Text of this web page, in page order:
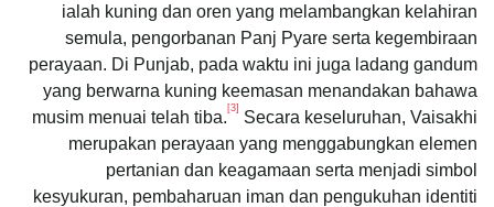
ialah kuning dan oren yang melambangkan kelahiran
semula, pengorbanan Panj Pyare serta kegembiraan
perayaan. Di Punjab, pada waktu ini juga ladang gandum
yang berwarna kuning keemasan menandakan bahawa
musim menuai telah tiba. [3]
Secara keseluruhan, Vaisakhi
merupakan perayaan yang menggabungkan elemen
pertanian dan keagamaan serta menjadi simbol
kesyukuran, pembaharuan iman dan pengukuhan identiti